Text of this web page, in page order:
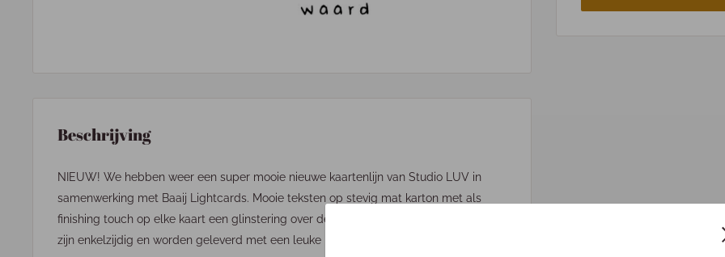
Beschrijving
NIEUW! We hebben weer een super mooie nieuwe kaartenlijn van Studio LUV in
samenwerking met Baaij Lightcards. Mooie teksten op stevig mat karton met als
finishing touch op elke kaart een glinstering over de tekst of illustratie. De kaarten
zijn enkelzijdig en worden geleverd met een leuke kraft envelop.